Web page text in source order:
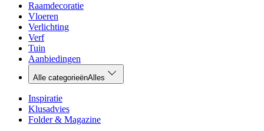
Raamdecoratie
Vloeren
Verlichting
Verf
Tuin
Aanbiedingen
Alle categorieënAlles
Inspiratie
Klusadvies
Folder & Magazine